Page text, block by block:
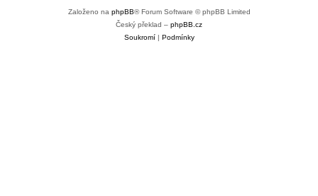
Založeno na phpBB® Forum Software © phpBB Limited
Český překlad – phpBB.cz
Soukromí| Podmínky